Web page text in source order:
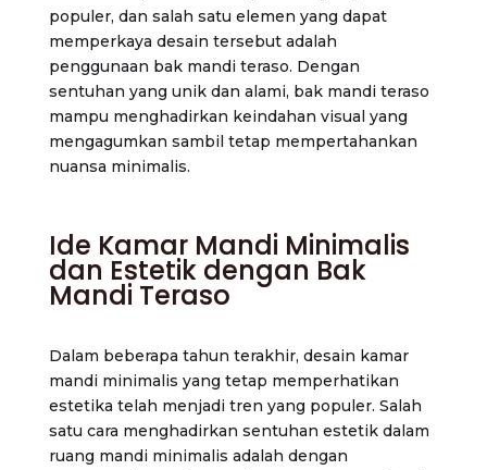
populer, dan salah satu elemen yang dapat
memperkaya desain tersebut adalah
penggunaan bak mandi teraso. Dengan
sentuhan yang unik dan alami, bak mandi teraso
mampu menghadirkan keindahan visual yang
mengagumkan sambil tetap mempertahankan
nuansa minimalis.
Ide Kamar Mandi Minimalis
dan Estetik dengan Bak
Mandi Teraso
Dalam beberapa tahun terakhir, desain kamar
mandi minimalis yang tetap memperhatikan
estetika telah menjadi tren yang populer. Salah
satu cara menghadirkan sentuhan estetik dalam
ruang mandi minimalis adalah dengan